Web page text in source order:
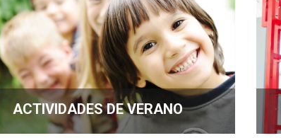
ACTIVIDADES DE VERANO